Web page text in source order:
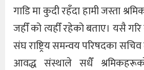
गाडि मा कुदी रहँदा हामी जस्ता
जहीँ को त्यहीँ रहेको बताए। यसै
संघ राष्ट्रिय समन्वय परिषदका
आवद्ध संस्थाले सधैँ